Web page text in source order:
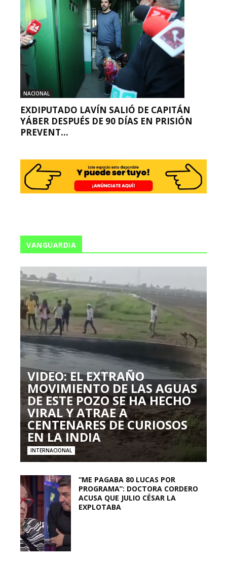
NACIONAL
EXDIPUTADO LAVÍN SALIÓ DE CAPITÁN
YÁBER DESPUÉS DE 90 DÍAS EN PRISIÓN
PREVENT...
VANGUARDIA
VIDEO: EL EXTRAÑO
MOVIMIENTO DE LAS AGUAS
DE ESTE POZO SE HA HECHO
VIRAL Y ATRAE A
CENTENARES DE CURIOSOS
EN LA INDIA
INTERNACIONAL
“ME PAGABA 80 LUCAS POR
PROGRAMA”: DOCTORA CORDERO
ACUSA QUE JULIO CÉSAR LA
EXPLOTABA